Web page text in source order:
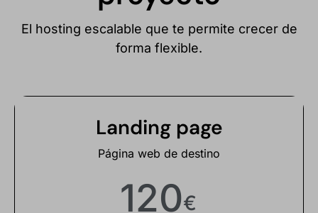
El hosting escalable que te permite crecer de
forma flexible.
Landing page
Página web de destino
120€